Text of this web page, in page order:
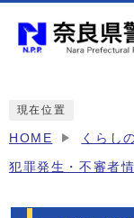
現在位置
HOME くらし
犯罪発生・不審者